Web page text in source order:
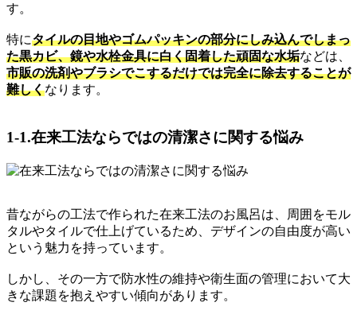
す。
特にタイルの目地やゴムパッキンの部分にしみ込んでしまっ
た黒カビ、鏡や水栓金具に白く固着した頑固な水垢などは、
市販の洗剤やブラシでこするだけでは完全に除去することが
難しくなります。
1-1.在来工法ならではの清潔さに関する悩み
昔ながらの工法で作られた在来工法のお風呂は、周囲をモル
タルやタイルで仕上げているため、デザインの自由度が高い
という魅力を持っています。
しかし、その一方で防水性の維持や衛生面の管理において大
きな課題を抱えやすい傾向があります。